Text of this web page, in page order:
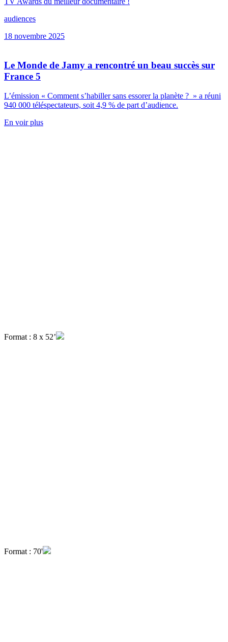
audiences
18 novembre 2025
Le Monde de Jamy a rencontré un beau succès sur
France 5
L’émission « Comment s’habiller sans essorer la planète ? » a réuni
940 000 téléspectateurs, soit 4,9 % de part d’audience.
En voir plus
Format : 8 x 52’
Format : 70'